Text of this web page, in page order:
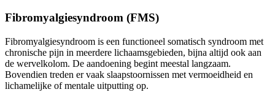
Fibromyalgiesyndroom (FMS)
Fibromyalgiesyndroom is een functioneel somatisch syndroom met
chronische pijn in meerdere lichaamsgebieden, bijna altijd ook aan
de wervelkolom. De aandoening begint meestal langzaam.
Bovendien treden er vaak slaapstoornissen met vermoeidheid en
lichamelijke of mentale uitputting op.